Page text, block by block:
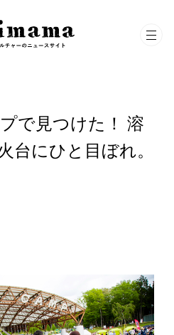
で見つけた！ 溶
台にひと目ぼれ。